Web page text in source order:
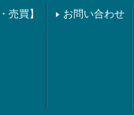
売買】
お問い合わせ